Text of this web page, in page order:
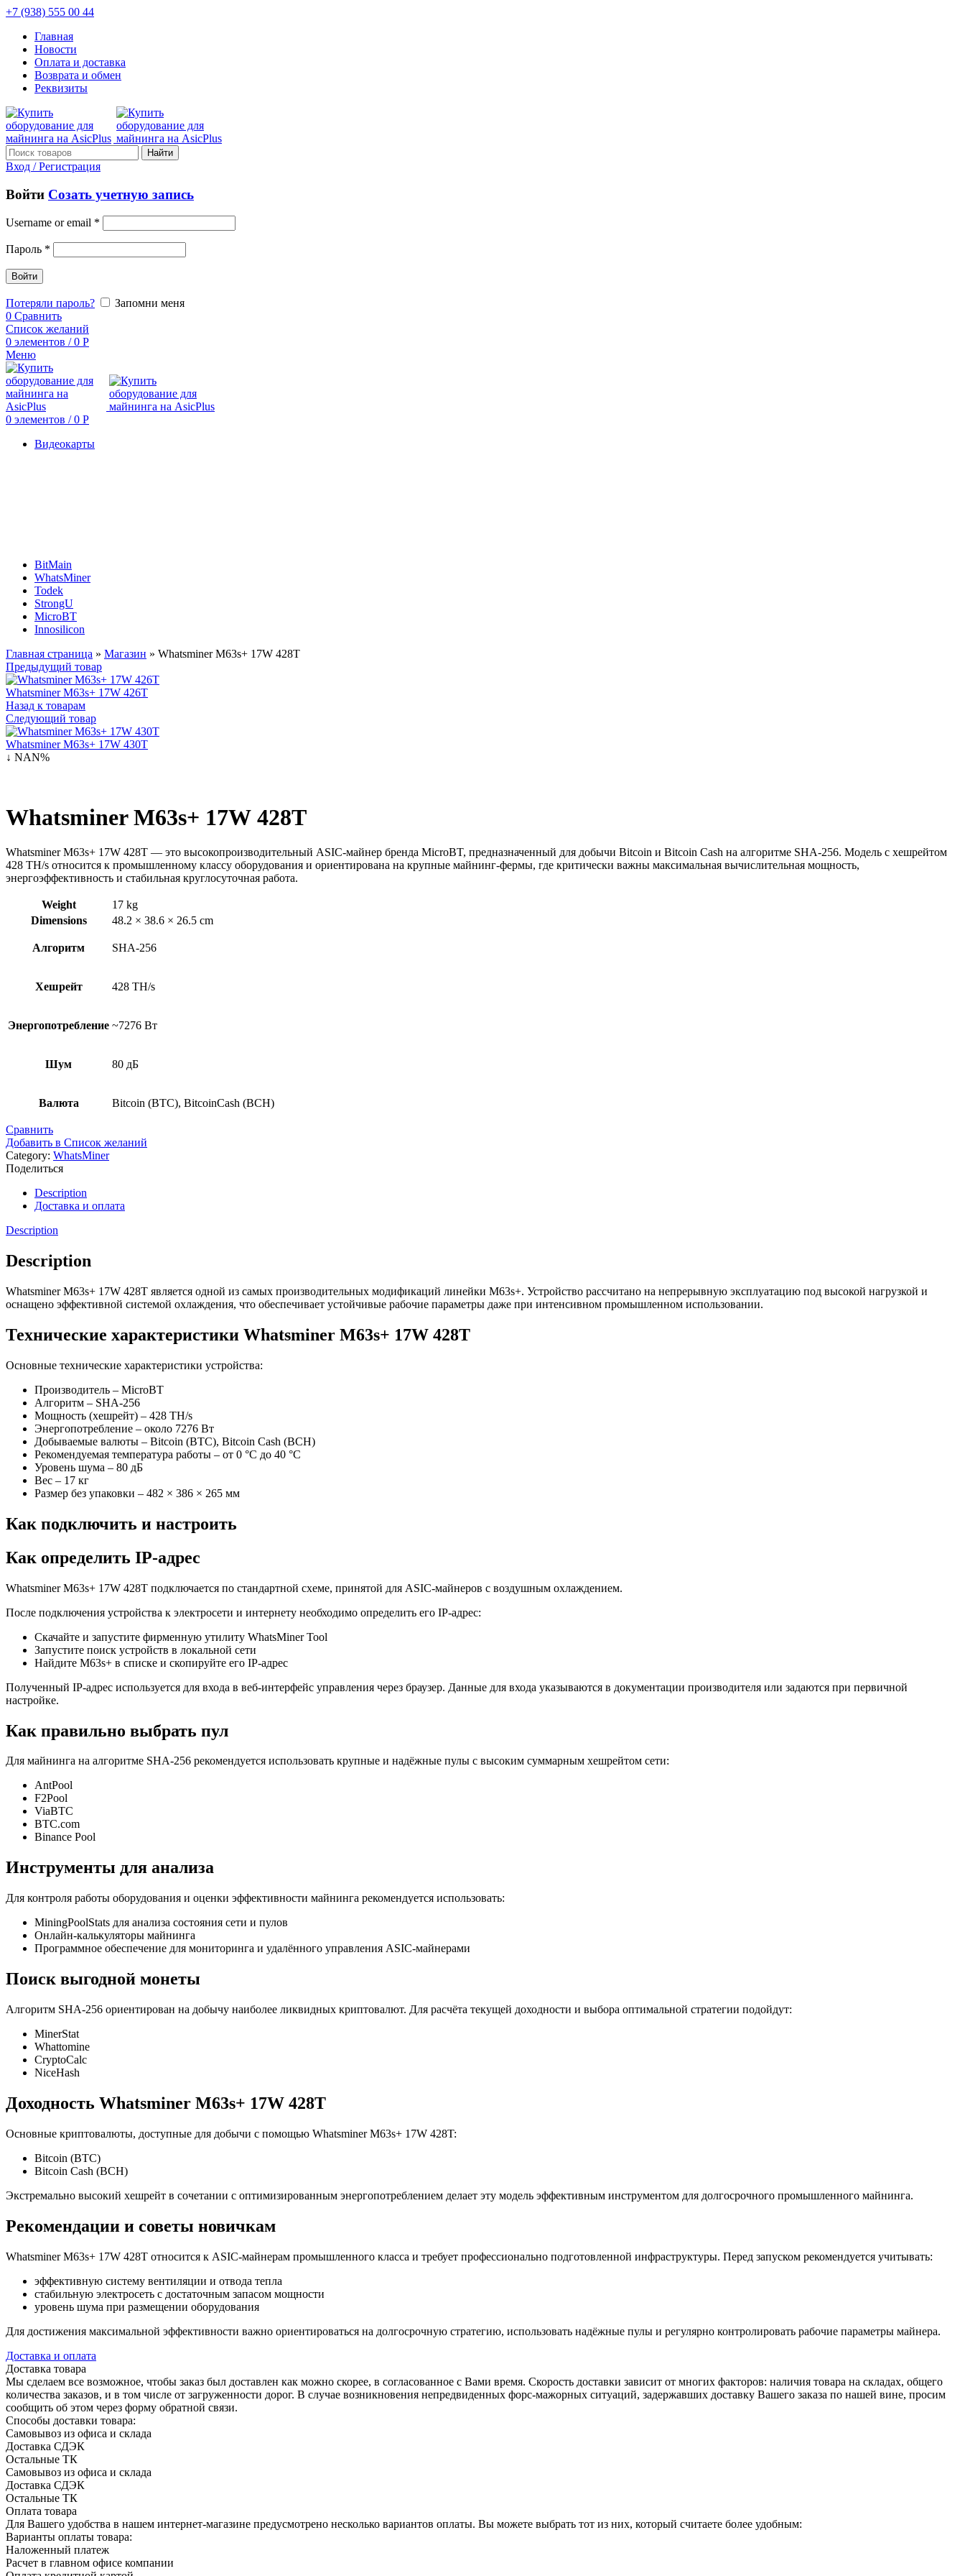
+7 (938) 555 00 44
Главная
Новости
Оплата и доставка
Возврата и обмен
Реквизиты
Найти
Вход / Регистрация
Войти Созать учетную запись
Username or email *
Пароль *
Войти
Потеряли пароль?
Запомни меня
0 Сравнить
Список желаний
0 элементов / 0 Р
Меню
0 элементов / 0 Р
Видеокарты
BitMain
WhatsMiner
Todek
StrongU
MicroBT
Innosilicon
Главная страница » Магазин » Whatsminer M63s+ 17W 428T
Предыдущий товар
Whatsminer M63s+ 17W 426T
Назад к товарам
Следующий товар
Whatsminer M63s+ 17W 430T
↓ NAN%
Whatsminer M63s+ 17W 428T
Whatsminer M63s+ 17W 428T — это высокопроизводительный ASIC-майнер бренда MicroBT, предназначенный для добычи Bitcoin и Bitcoin Cash на алгоритме SHA-256. Модель с хешрейтом
428 TH/s относится к промышленному классу оборудования и ориентирована на крупные майнинг-фермы, где критически важны максимальная вычислительная мощность,
энергоэффективность и стабильная круглосуточная работа.
Weight
17 kg
Dimensions
48.2 × 38.6 × 26.5 cm
Алгоритм SHA-256
Хешрейт 428 TH/s
Энергопотребление ~7276 Вт
Шум 80 дБ
Валюта Bitcoin (BTC), BitcoinCash (BCH)
Сравнить
Добавить в Список желаний
Category: WhatsMiner
Поделиться
Description
Доставка и оплата
Description
Description
Whatsminer M63s+ 17W 428T является одной из самых производительных модификаций линейки M63s+. Устройство рассчитано на непрерывную эксплуатацию под высокой нагрузкой и
оснащено эффективной системой охлаждения, что обеспечивает устойчивые рабочие параметры даже при интенсивном промышленном использовании.
Технические характеристики Whatsminer M63s+ 17W 428T
Основные технические характеристики устройства:
Производитель – MicroBT
Алгоритм – SHA-256
Мощность (хешрейт) – 428 TH/s
Энергопотребление – около 7276 Вт
Добываемые валюты – Bitcoin (BTC), Bitcoin Cash (BCH)
Рекомендуемая температура работы – от 0 °C до 40 °C
Уровень шума – 80 дБ
Вес – 17 кг
Размер без упаковки – 482 × 386 × 265 мм
Как подключить и настроить
Как определить IP-адрес
Whatsminer M63s+ 17W 428T подключается по стандартной схеме, принятой для ASIC-майнеров с воздушным охлаждением.
После подключения устройства к электросети и интернету необходимо определить его IP-адрес:
Скачайте и запустите фирменную утилиту WhatsMiner Tool
Запустите поиск устройств в локальной сети
Найдите M63s+ в списке и скопируйте его IP-адрес
Полученный IP-адрес используется для входа в веб-интерфейс управления через браузер. Данные для входа указываются в документации производителя или задаются при первичной
настройке.
Как правильно выбрать пул
Для майнинга на алгоритме SHA-256 рекомендуется использовать крупные и надёжные пулы с высоким суммарным хешрейтом сети:
AntPool
F2Pool
ViaBTC
BTC.com
Binance Pool
Инструменты для анализа
Для контроля работы оборудования и оценки эффективности майнинга рекомендуется использовать:
MiningPoolStats для анализа состояния сети и пулов
Онлайн-калькуляторы майнинга
Программное обеспечение для мониторинга и удалённого управления ASIC-майнерами
Поиск выгодной монеты
Алгоритм SHA-256 ориентирован на добычу наиболее ликвидных криптовалют. Для расчёта текущей доходности и выбора оптимальной стратегии подойдут:
MinerStat
Whattomine
CryptoCalc
NiceHash
Доходность Whatsminer M63s+ 17W 428T
Основные криптовалюты, доступные для добычи с помощью Whatsminer M63s+ 17W 428T:
Bitcoin (BTC)
Bitcoin Cash (BCH)
Экстремально высокий хешрейт в сочетании с оптимизированным энергопотреблением делает эту модель эффективным инструментом для долгосрочного промышленного майнинга.
Рекомендации и советы новичкам
Whatsminer M63s+ 17W 428T относится к ASIC-майнерам промышленного класса и требует профессионально подготовленной инфраструктуры. Перед запуском рекомендуется учитывать:
эффективную систему вентиляции и отвода тепла
стабильную электросеть с достаточным запасом мощности
уровень шума при размещении оборудования
Для достижения максимальной эффективности важно ориентироваться на долгосрочную стратегию, использовать надёжные пулы и регулярно контролировать рабочие параметры майнера.
Доставка и оплата
Доставка товара
Мы сделаем все возможное, чтобы заказ был доставлен как можно скорее, в согласованное с Вами время. Скорость доставки зависит от многих факторов: наличия товара на складах, общего
количества заказов, и в том числе от загруженности дорог. В случае возникновения непредвиденных форс-мажорных ситуаций, задержавших доставку Вашего заказа по нашей вине, просим
сообщить об этом через форму обратной связи.
Способы доставки товара:
Самовывоз из офиса и склада
Доставка СДЭК
Остальные ТК
Самовывоз из офиса и склада
Доставка СДЭК
Остальные ТК
Оплата товара
Для Вашего удобства в нашем интернет-магазине предусмотрено несколько вариантов оплаты. Вы можете выбрать тот из них, который считаете более удобным:
Варианты оплаты товара:
Наложенный платеж
Расчет в главном офисе компании